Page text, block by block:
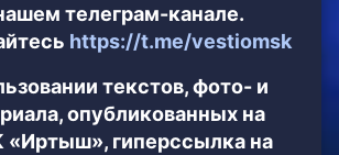
телеграм-канале.
https://t.me/vestiomsk
текстов, фото- и
опубликованных на
«Иртыш», гиперссылка на